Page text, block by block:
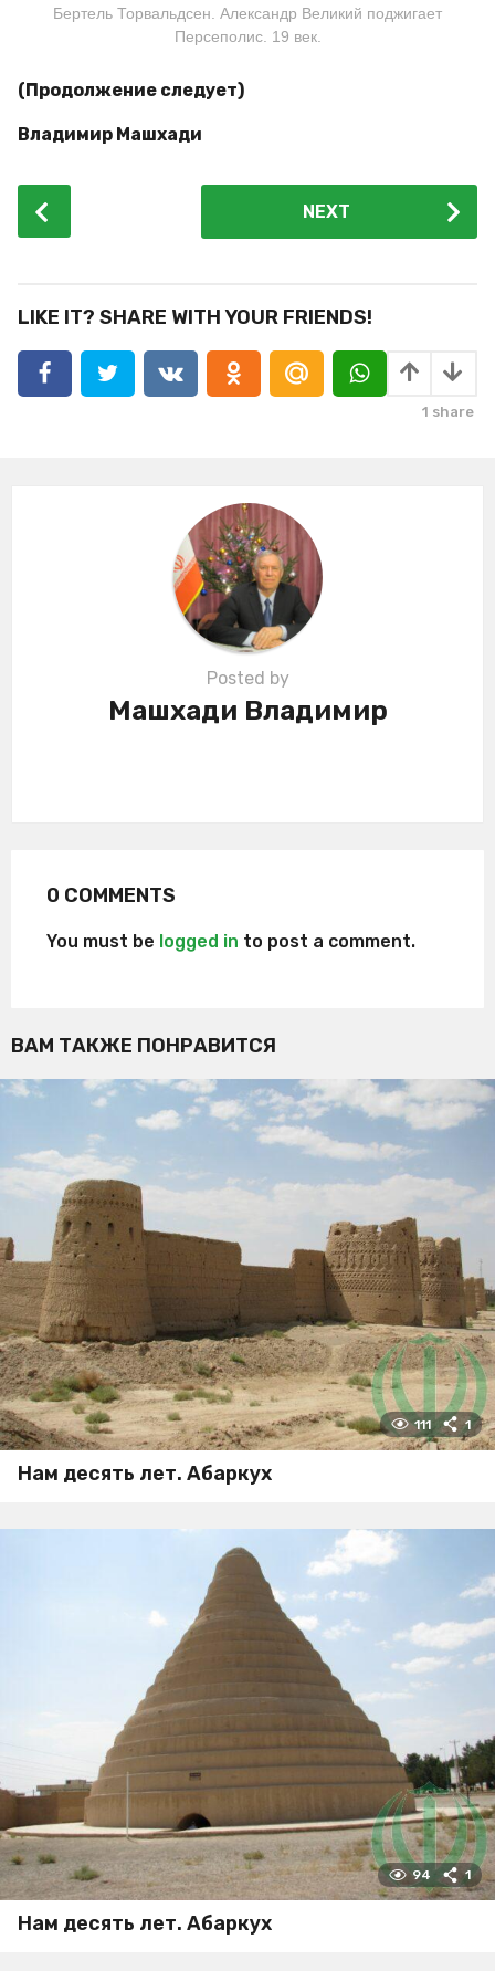
Бертель Торвальдсен. Александр Великий поджигает
Персеполис. 19 век.
(Продолжение следует)
Владимир Машхади
P
i
NEXT
LIKE IT? SHARE WITH YOUR FRIENDS!
1 share
Posted by
Машхади Владимир
0 COMMENTS
You must be logged in to post a comment.
ВАМ ТАКЖЕ ПОНРАВИТСЯ
111 1
Нам десять лет. Абаркух
94 1
Нам десять лет. Абаркух